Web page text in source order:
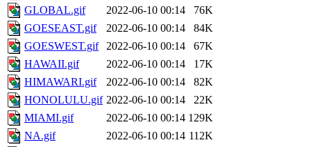
GLOBAL.gif
2022-06-10 00:14
76K
GOESEAST.gif
2022-06-10 00:14
84K
GOESWEST.gif
2022-06-10 00:14
67K
HAWAII.gif
2022-06-10 00:14
17K
HIMAWARI.gif
2022-06-10 00:14
82K
HONOLULU.gif 2022-06-10 00:14
22K
MIAMI.gif
2022-06-10 00:14 129K
NA.gif
2022-06-10 00:14 112K